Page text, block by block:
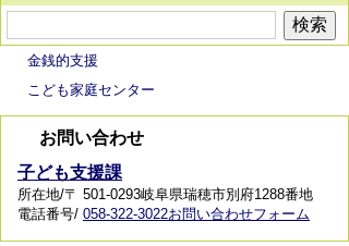
金銭的支援
こども家庭センター
お問い合わせ
子ども支援課
所在地/〒 501-0293岐阜県瑞穂市別府1288番地
電話番号/ 058-322-3022お問い合わせフォーム